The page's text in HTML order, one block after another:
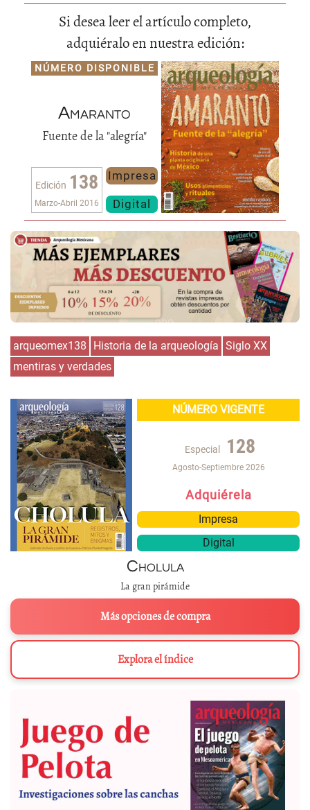
Si desea leer el artículo completo,
adquiéralo en nuestra edición:
NÚMERO DISPONIBLE
Amaranto
Fuente de la "alegría"
Edición 138
Marzo-Abril 2016
Impresa
Digital
arqueomex138 Historia de la arqueología Siglo XX
mentiras y verdades
NÚMERO VIGENTE
Especial 128
Agosto-Septiembre 2026
Adquiérela
Impresa
Digital
Cholula
La gran pirámide
Más opciones de compra
Explora el índice